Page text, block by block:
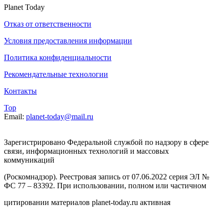
Planet Today
Отказ от ответственности
Условия предоставления информации
Политика конфиденциальности
Рекомендательные технологии
Контакты
Top
Email: planet-today@mail.ru
Зарегистрировано Федеральной службой по надзору в сфере
связи, информационных технологий и массовых
коммуникаций
(Роскомнадзор). Реестровая запись от 07.06.2022 серия ЭЛ №
ФС 77 – 83392. При использовании, полном или частичном
цитировании материалов planet-today.ru активная